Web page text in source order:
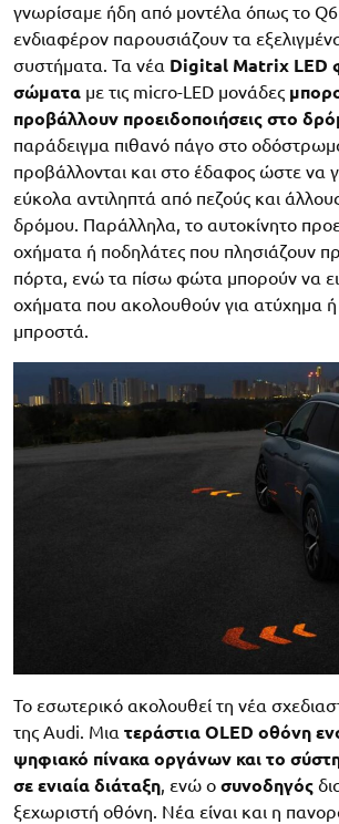
γνωρίσαμε ήδη από μοντέλα όπως το Q6
ενδιαφέρον παρουσιάζουν τα
συστήματα. Τα νέα Digital Matrix LED
σώματα με τις micro-LED μονάδες
προβάλλουν προειδοποιήσεις στο
παράδειγμα πιθανό πάγο στο
προβάλλονται και στο έδαφος ώστε να
εύκολα αντιληπτά από πεζούς και
δρόμου. Παράλληλα, το αυτοκίνητο
οχήματα ή ποδηλάτες που πλησιάζουν
πόρτα, ενώ τα πίσω φώτα μπορούν να
οχήματα που ακολουθούν για ατύχημα ή
μπροστά.
Το εσωτερικό ακολουθεί τη νέα
της Audi. Μια τεράστια OLED οθόνη
ψηφιακό πίνακα οργάνων και το
σε ενιαία διάταξη, ενώ ο συνοδηγός
ξεχωριστή οθόνη. Νέα είναι και η